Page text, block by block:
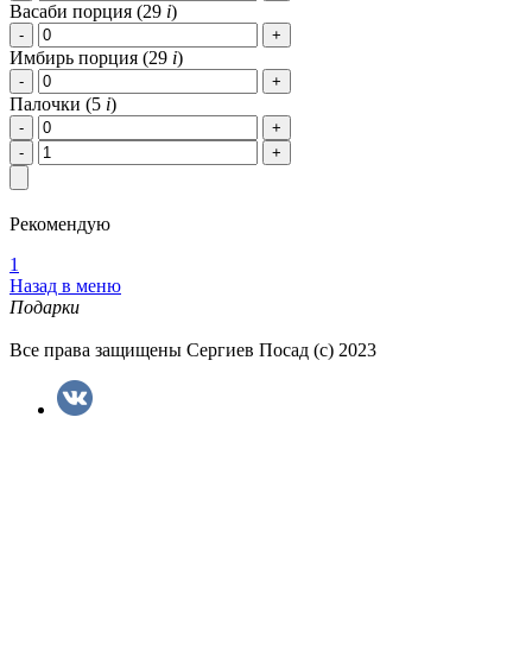
Васаби порция (29 i)
Имбирь порция (29 i)
Палочки (5 i)
Рекомендую
1
Назад в меню
Подарки
Все права защищены Сергиев Посад (с) 2023